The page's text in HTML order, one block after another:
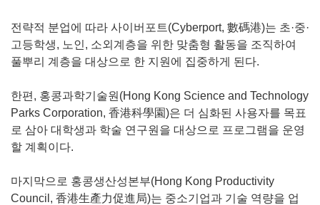
전략적 분업에 따라 사이버포트(Cyberport, 數碼港)는 초·중·
고등학생, 노인, 소외계층을 위한 맞춤형 활동을 조직하여
풀뿌리 계층을 대상으로 한 지원에 집중하게 된다.
한편, 홍콩과학기술원(Hong Kong Science and Technology
Parks Corporation, 香港科學園)은 더 심화된 사용자를 목표
로 삼아 대학생과 학술 연구원을 대상으로 프로그램을 운영
할 계획이다.
마지막으로 홍콩생산성본부(Hong Kong Productivity
Council, 香港生產力促進局)는 중소기업과 기술 역량을 업